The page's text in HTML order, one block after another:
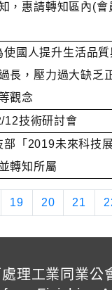
，惠請轉知區內(會
國人提升生活品
長，壓力過大缺乏
觀念
12技術研討會
「2019未來科技
轉知所屬
19 20 21
理工業同業公